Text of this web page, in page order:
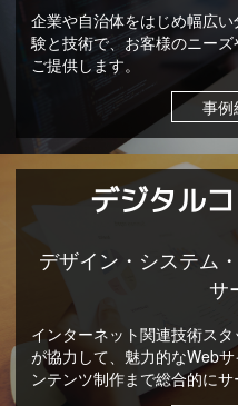
企業や自治体をはじめ幅広
験と技術で、お客様のニー
ご提供します。
事
デジタル
デザイン・システム
サ
インターネット関連技術ス
が協力して、魅力的なWeb
ンテンツ制作まで総合的にサ